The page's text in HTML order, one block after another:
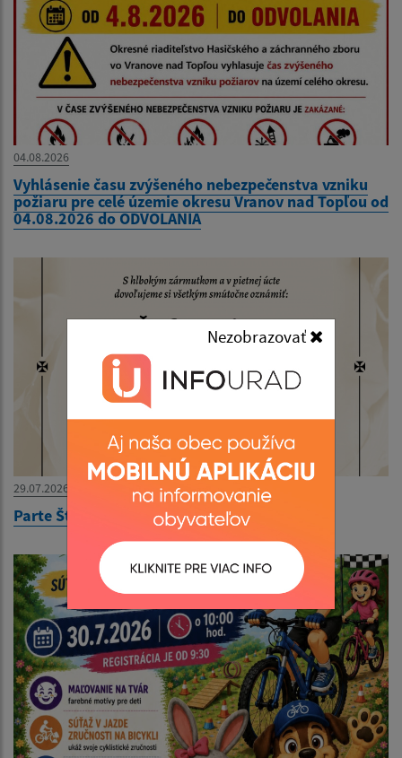
Nezobrazovať
04.08.2026
Vyhlásenie času zvýšeného nebezpečenstva vzniku
požiaru pre celé územie okresu Vranov nad Topľou od
04.08.2026 do ODVOLANIA
29.07.2026
Parte Štefan Frajter